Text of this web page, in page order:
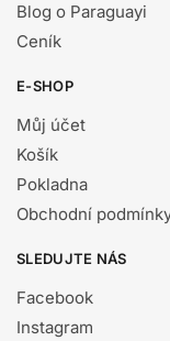
Blog o Paraguayi
Ceník
E-SHOP
Můj účet
Košík
Pokladna
Obchodní
SLEDUJTE NÁS
Facebook
Instagram